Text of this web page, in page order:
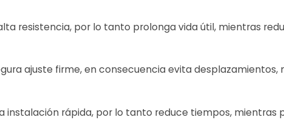
resistencia, por lo tanto prolonga vida útil, mientras
ajuste firme, en consecuencia evita
instalación rápida, por lo tanto reduce tiempos,